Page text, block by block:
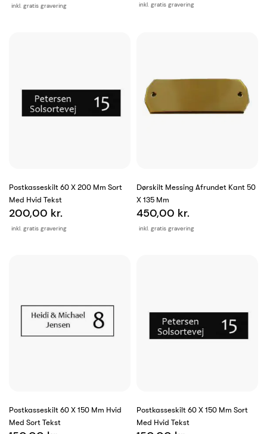
inkl. gratis gravering inkl. gratis gravering
Postkasseskilt 60 X 200 Mm Sort
Med Hvid Tekst
inkl. gratis gravering
200,00 kr.
Dørskilt Messing Afrundet Kant 50
X 135 Mm
inkl. gratis gravering
450,00 kr.
Postkasseskilt 60 X 150 Mm Hvid
Med Sort Tekst
Postkasseskilt 60 X 150 Mm Sort
Med Hvid Tekst